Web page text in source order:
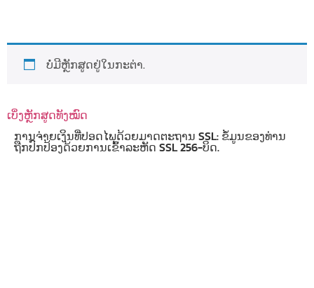
ບໍ່ມີຫຼັກສູດຢູ່ໃນກະຕ່າ.
ເບິ່ງຫຼັກສູດທັງໝົດ
ການຈ່າຍເງິນທີ່ປອດໄພດ້ວຍມາດຕະຖານ SSL: ຂໍ້ມູນຂອງທ່ານ
ຖືກປົກປ້ອງດ້ວຍການເຂົ້າລະຫັດ SSL 256-ບິດ.